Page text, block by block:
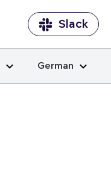
Slack
German